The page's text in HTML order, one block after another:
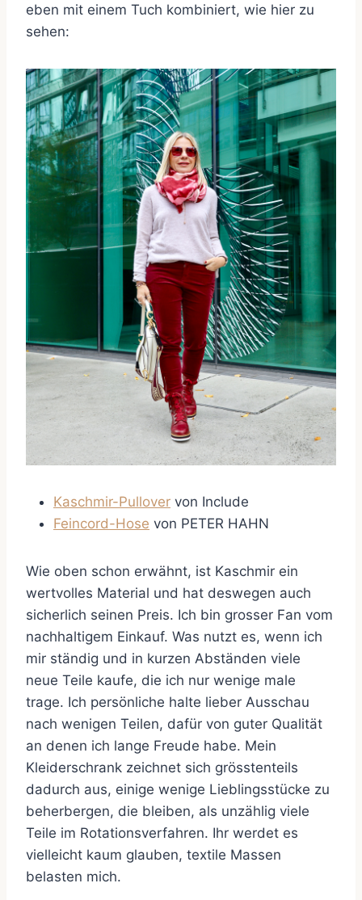
eben mit einem Tuch kombiniert, wie hier zu
sehen:
Kaschmir-Pullover von Include
Feincord-Hose von PETER HAHN
Wie oben schon erwähnt, ist Kaschmir ein
wertvolles Material und hat deswegen auch
sicherlich seinen Preis. Ich bin grosser Fan vom
nachhaltigem Einkauf. Was nutzt es, wenn ich
mir ständig und in kurzen Abständen viele
neue Teile kaufe, die ich nur wenige male
trage. Ich persönliche halte lieber Ausschau
nach wenigen Teilen, dafür von guter Qualität
an denen ich lange Freude habe. Mein
Kleiderschrank zeichnet sich grösstenteils
dadurch aus, einige wenige Lieblingsstücke zu
beherbergen, die bleiben, als unzählig viele
Teile im Rotationsverfahren. Ihr werdet es
vielleicht kaum glauben, textile Massen
belasten mich.